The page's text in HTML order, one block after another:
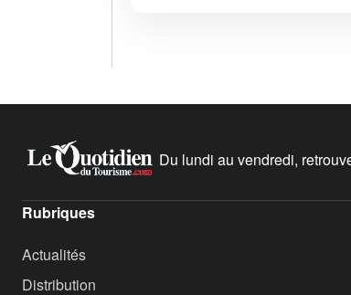
Du lundi au vendredi,
Rubriques
Actualités
Distribution